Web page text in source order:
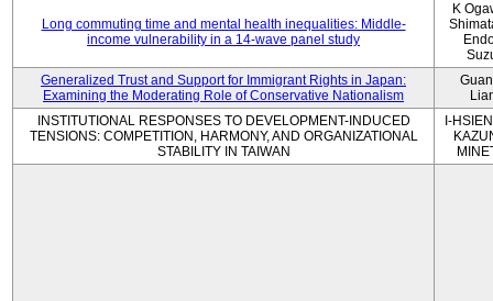
Long commuting time and mental health inequalities: Middle-
income vulnerability in a 14-wave panel study
K
Generalized Trust and Support for Immigrant Rights in Japan:
Examining the Moderating Role of Conservative Nationalism
INSTITUTIONAL RESPONSES TO DEVELOPMENT-INDUCED
TENSIONS: COMPETITION, HARMONY, AND ORGANIZATIONAL
STABILITY IN TAIWAN
I-